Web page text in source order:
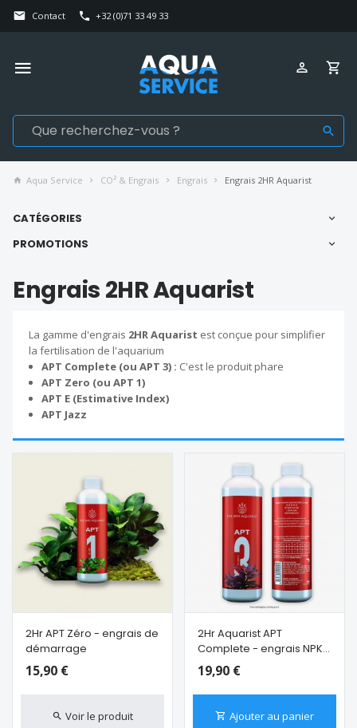
Contact +32 (0)71 33 49 33
Aqua Service CO² & Engrais Engrais Engrais 2HR Aquarist
CATÉGORIES
PROMOTIONS
Engrais 2HR Aquarist
La gamme d'engrais 2HR Aquarist est conçue pour simplifier
la fertilisation de l'aquarium
APT Complete (ou APT 3) : C'est le produit phare
APT Zero (ou APT 1)
APT E (Estimative Index)
APT Jazz
2Hr APT Zéro - engrais de
démarrage
15,90 €
Voir le produit
2Hr Aquarist APT
Complete - engrais NPK
pour bac exigeant
19,90 €
Ajouter au panier